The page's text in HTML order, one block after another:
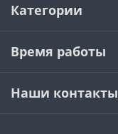
Категории
Время работы
Наши контакты